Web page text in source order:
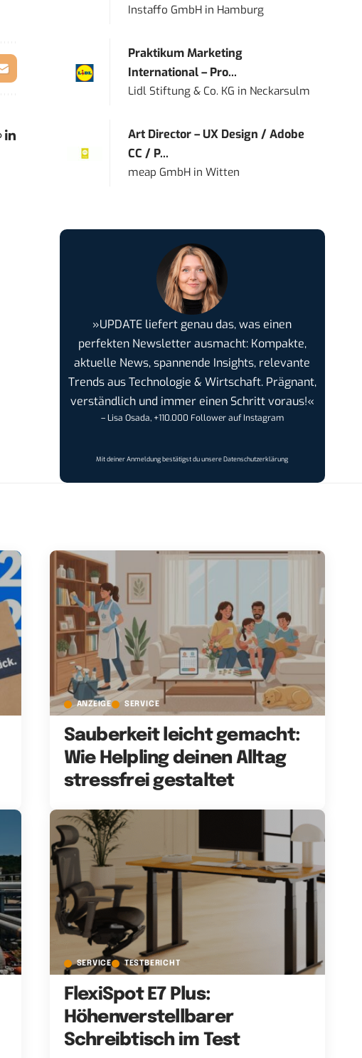
Instaffo GmbH in Hamburg
Praktikum Marketing
International – Pro...
Lidl Stiftung & Co. KG in Neckarsulm
Art Director – UX Design / Adobe
CC / P...
meap GmbH inWitten
»UPDATE liefert genau das, was einen
perfekten Newsletter ausmacht: Kompakte,
aktuelle News, spannende Insights, relevante
Trends aus Technologie & Wirtschaft. Prägnant,
verständlich und immer einen Schritt voraus!«
– Lisa Osada, +110.000 Follower auf Instagram
Mit deiner Anmeldung bestätigst du unsereDatenschutzerklärung
ANZEIGE SERVICE
Sauberkeit leicht gemacht:
Wie Helpling deinen Alltag
stressfrei gestaltet
SERVICE TESTBERICHT
FlexiSpot E7 Plus:
Höhenverstellbarer
Schreibtisch im Test